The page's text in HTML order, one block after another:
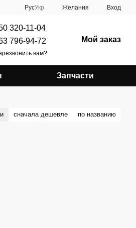
РусУкр Желания Вход
320-11-04
796-94-72
вам?
Мой заказ
Запчасти
сначала дешевле по названию